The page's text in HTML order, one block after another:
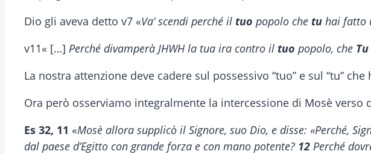
Dio gli aveva detto v7 «Va’ scendi perché il tuo popolo che tu hai fatto
v11« […] Perché divamperà JHWH la tua ira contro il tuo popolo, che Tu
La nostra attenzione deve cadere sul possessivo “tuo” e sul “tu”
Ora però osserviamo integralmente la intercessione di Mosè verso
Es 32, 11 «Mosè allora supplicò il Signore, suo Dio, e disse: «Perché,
dal paese d’Egitto con grande forza e con mano potente? 12 Perché